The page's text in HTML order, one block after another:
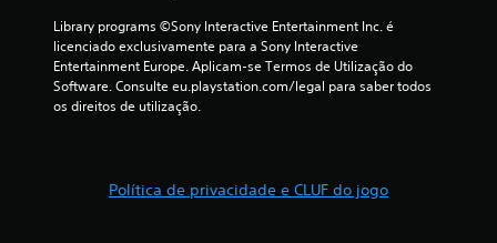
Library programs ©Sony Interactive Entertainment Inc. é
licenciado exclusivamente para a Sony Interactive
Entertainment Europe. Aplicam-se Termos de Utilização do
Software. Consulte eu.playstation.com/legal para saber todos
os direitos de utilização.
Política de privacidade e CLUF do jogo